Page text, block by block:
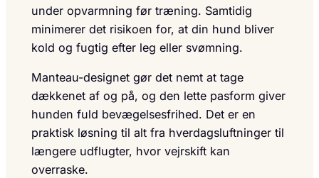
under opvarmning før træning. Samtidig
minimerer det risikoen for, at din hund bliver
kold og fugtig efter leg eller svømning.
Manteau-designet gør det nemt at tage
dækkenet af og på, og den lette pasform giver
hunden fuld bevægelsesfrihed. Det er en
praktisk løsning til alt fra hverdagsluftninger til
længere udflugter, hvor vejrskift kan
overraske.